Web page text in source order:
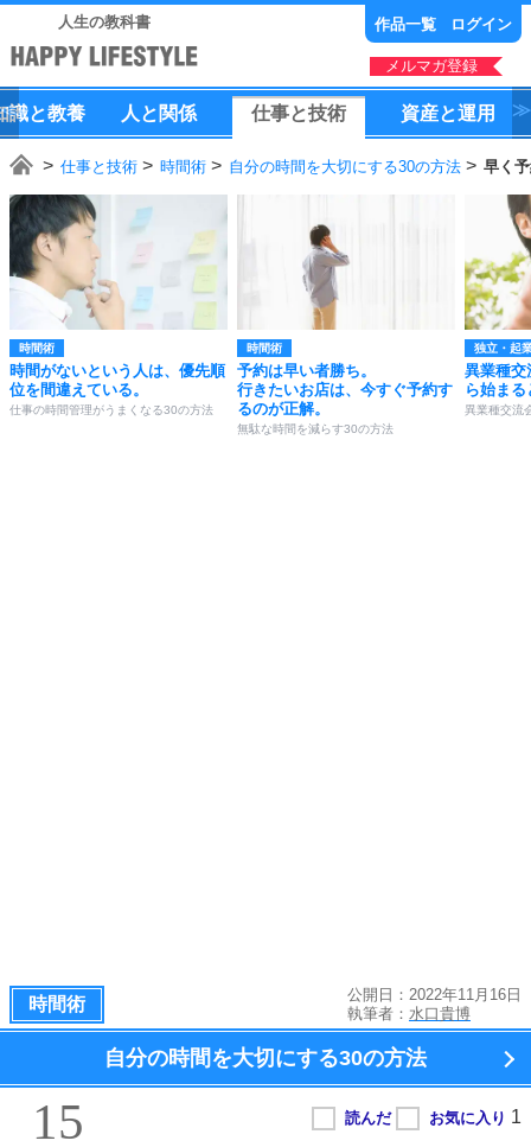
人生の教科書 作品一覧 ログイン
メルマガ登録
識と教養 人 と 関係 仕事と技術 資産と運用
仕事と技術 時間術 自分の時間を大切にする30の方法 早く
時間術
時間がないという人は、優先順
位を間違えている。
仕事の時間管理がうまくなる30の方法
時間術
予約は早い者勝ち。
行きたいお店は、今すぐ予約す
るのが正解。
無駄な時間を減らす30の方法
独立・起
異業種交
ら始ま
異業種交流
時間術
公開日：2022年11月16日
執筆者： 水口貴博
自分の時間を大切にする30の方法
15